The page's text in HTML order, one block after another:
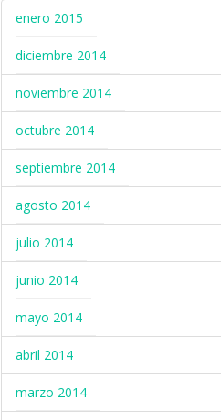
enero 2015
diciembre 2014
noviembre 2014
octubre 2014
septiembre 2014
agosto 2014
julio 2014
junio 2014
mayo 2014
abril 2014
marzo 2014